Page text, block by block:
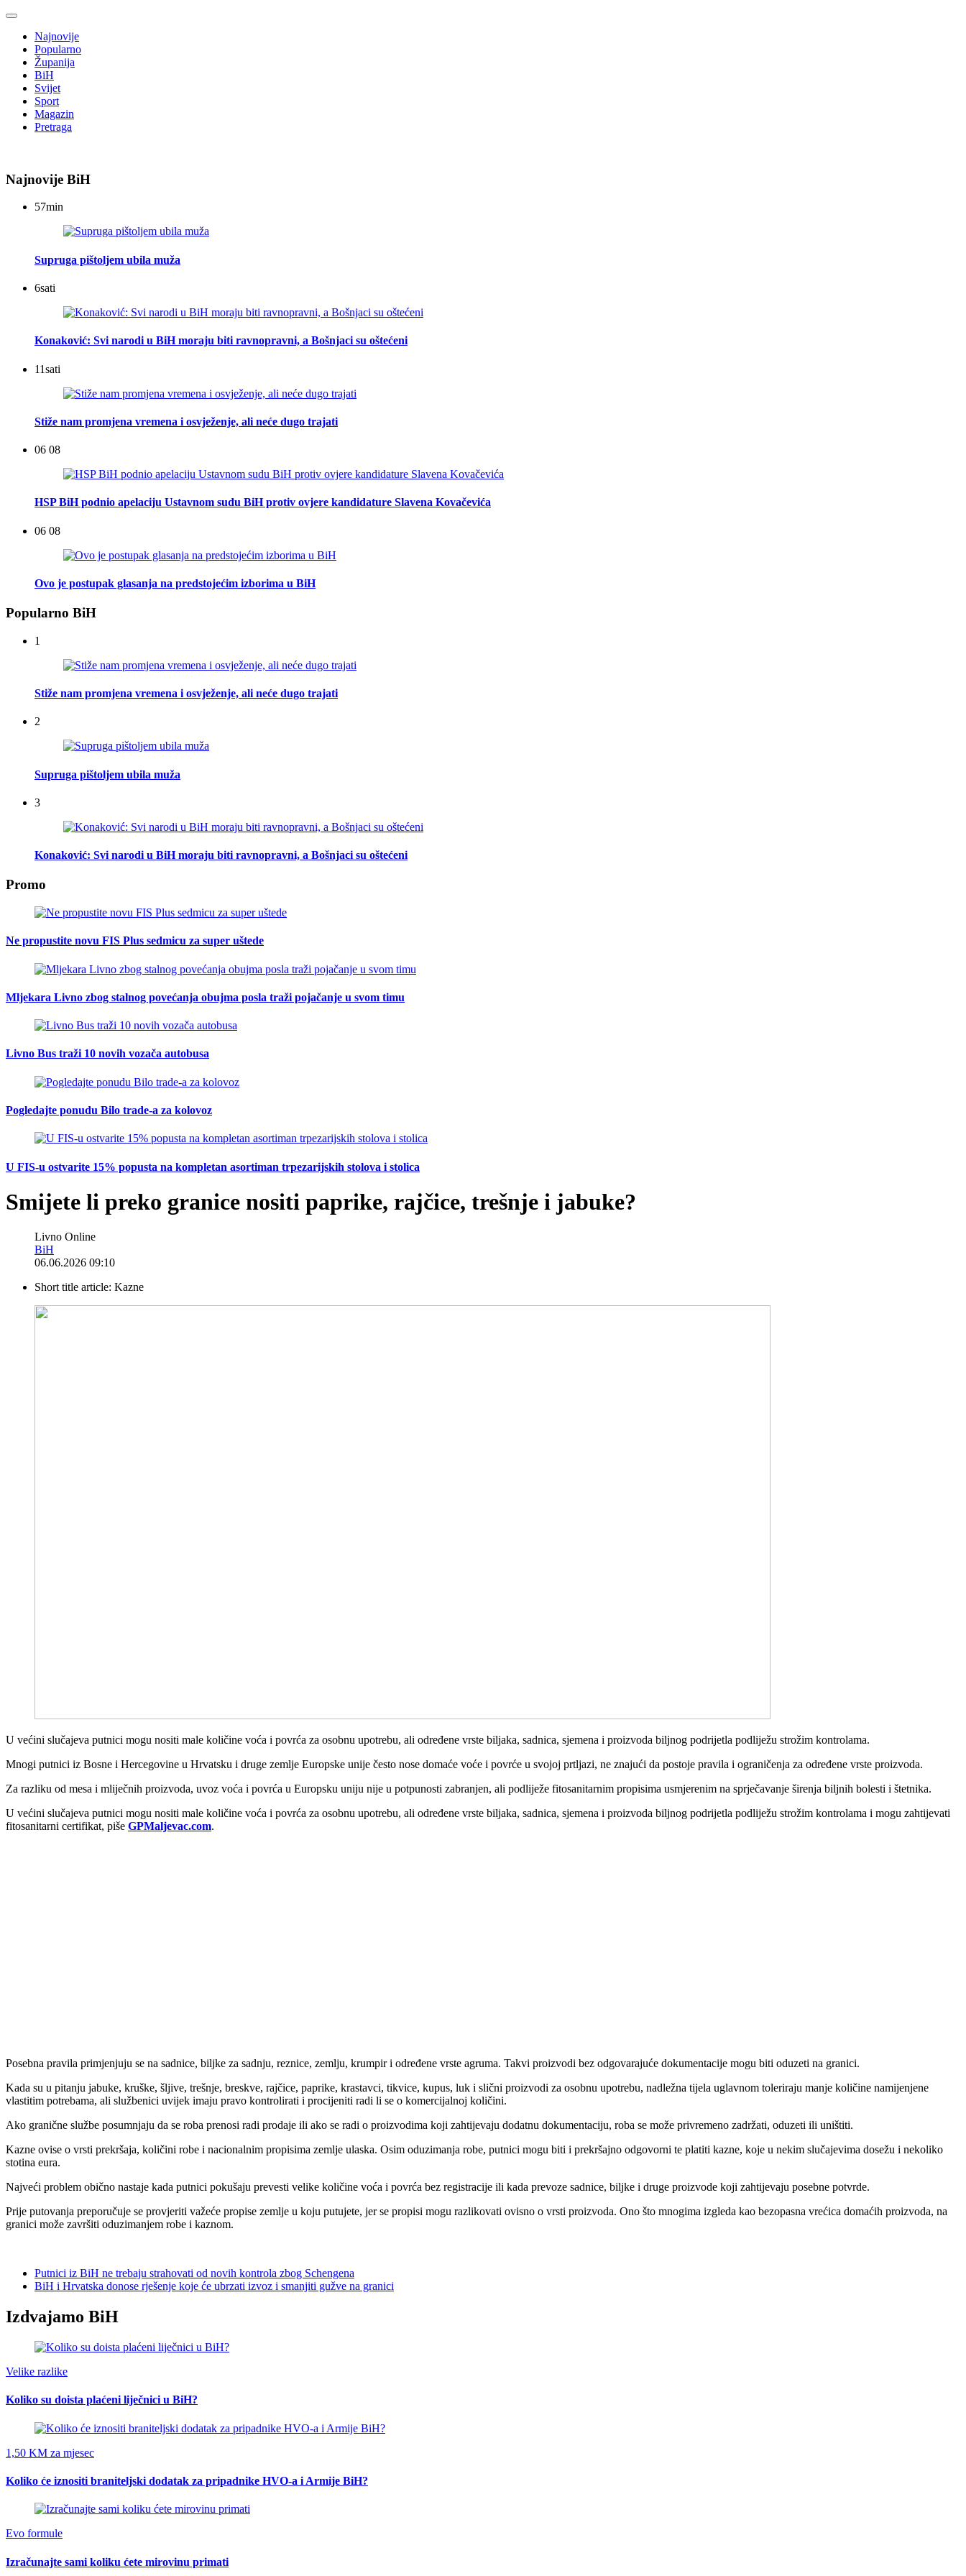
Najnovije
Popularno
Županija
BiH
Svijet
Sport
Magazin
Pretraga
Najnovije BiH
57min
Supruga pištoljem ubila muža
6sati
Konaković: Svi narodi u BiH moraju biti ravnopravni, a Bošnjaci su oštećeni
11sati
Stiže nam promjena vremena i osvježenje, ali neće dugo trajati
06 08
HSP BiH podnio apelaciju Ustavnom sudu BiH protiv ovjere kandidature Slavena Kovačevića
06 08
Ovo je postupak glasanja na predstojećim izborima u BiH
Popularno BiH
1
Stiže nam promjena vremena i osvježenje, ali neće dugo trajati
2
Supruga pištoljem ubila muža
3
Konaković: Svi narodi u BiH moraju biti ravnopravni, a Bošnjaci su oštećeni
Promo
Ne propustite novu FIS Plus sedmicu za super uštede
Mljekara Livno zbog stalnog povećanja obujma posla traži pojačanje u svom timu
Livno Bus traži 10 novih vozača autobusa
Pogledajte ponudu Bilo trade-a za kolovoz
U FIS-u ostvarite 15% popusta na kompletan asortiman trpezarijskih stolova i stolica
Smijete li preko granice nositi paprike, rajčice, trešnje i jabuke?
Livno Online
BiH
06.06.2026 09:10
Short title article: Kazne
U većini slučajeva putnici mogu nositi male količine voća i povrća za osobnu upotrebu, ali određene vrste biljaka, sadnica, sjemena i proizvoda biljnog podrijetla podliježu strožim kontrolama.
Mnogi putnici iz Bosne i Hercegovine u Hrvatsku i druge zemlje Europske unije često nose domaće voće i povrće u svojoj prtljazi, ne znajući da postoje pravila i ograničenja za određene vrste proizvoda.
Za razliku od mesa i mliječnih proizvoda, uvoz voća i povrća u Europsku uniju nije u potpunosti zabranjen, ali podliježe fitosanitarnim propisima usmjerenim na sprječavanje širenja biljnih bolesti i štetnika.
U većini slučajeva putnici mogu nositi male količine voća i povrća za osobnu upotrebu, ali određene vrste biljaka, sadnica, sjemena i proizvoda biljnog podrijetla podliježu strožim kontrolama i mogu zahtijevati
fitosanitarni certifikat, piše GPMaljevac.com.
Posebna pravila primjenjuju se na sadnice, biljke za sadnju, reznice, zemlju, krumpir i određene vrste agruma. Takvi proizvodi bez odgovarajuće dokumentacije mogu biti oduzeti na granici.
Kada su u pitanju jabuke, kruške, šljive, trešnje, breskve, rajčice, paprike, krastavci, tikvice, kupus, luk i slični proizvodi za osobnu upotrebu, nadležna tijela uglavnom toleriraju manje količine namijenjene
vlastitim potrebama, ali službenici uvijek imaju pravo kontrolirati i procijeniti radi li se o komercijalnoj količini.
Ako granične službe posumnjaju da se roba prenosi radi prodaje ili ako se radi o proizvodima koji zahtijevaju dodatnu dokumentaciju, roba se može privremeno zadržati, oduzeti ili uništiti.
Kazne ovise o vrsti prekršaja, količini robe i nacionalnim propisima zemlje ulaska. Osim oduzimanja robe, putnici mogu biti i prekršajno odgovorni te platiti kazne, koje u nekim slučajevima dosežu i nekoliko
stotina eura.
Najveći problem obično nastaje kada putnici pokušaju prevesti velike količine voća i povrća bez registracije ili kada prevoze sadnice, biljke i druge proizvode koji zahtijevaju posebne potvrde.
Prije putovanja preporučuje se provjeriti važeće propise zemlje u koju putujete, jer se propisi mogu razlikovati ovisno o vrsti proizvoda. Ono što mnogima izgleda kao bezopasna vrećica domaćih proizvoda, na
granici može završiti oduzimanjem robe i kaznom.
Putnici iz BiH ne trebaju strahovati od novih kontrola zbog Schengena
BiH i Hrvatska donose rješenje koje će ubrzati izvoz i smanjiti gužve na granici
Izdvajamo BiH
Velike razlike
Koliko su doista plaćeni liječnici u BiH?
1,50 KM za mjesec
Koliko će iznositi braniteljski dodatak za pripadnike HVO-a i Armije BiH?
Evo formule
Izračunajte sami koliku ćete mirovinu primati